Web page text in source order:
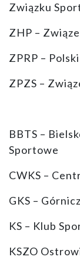
Związku
ZHP –
ZPRP –
ZPZS –
BBTS –
Sportowe
CWKS –
GKS –
KS – Klub
KSZO